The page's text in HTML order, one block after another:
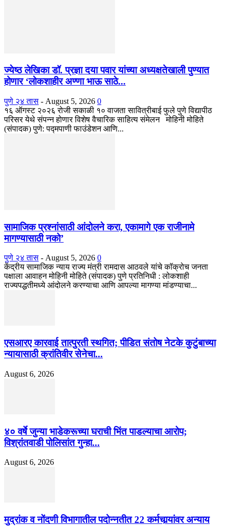
ज्येष्ठ लेखिका डॉ. प्रज्ञा दया पवार यांच्या अध्यक्षतेखाली पुण्यात
होणार ‘लोकशाहीर अण्णा भाऊ साठे...
पुणे २४ तास - August 5, 2026 0
१६ ऑगस्ट २०२६ रोजी सकाळी १० वाजता सावित्रीबाई फुले पुणे विद्यापीठ
परिसर येथे संपन्न होणार विशेष वैचारिक साहित्य संमेलन मोहिनी मोहिते
(संपादक) पुणे: पद्मपाणी फाउंडेशन आणि...
सामाजिक प्रश्नांसाठी आंदोलने करा, एकामागे एक राजीनामे
मागण्यासाठी नको’
पुणे २४ तास - August 5, 2026 0
केंद्रीय सामाजिक न्याय राज्य मंत्री रामदास आठवले यांचे कॉक्रोच जनता
पक्षाला आवाहन मोहिनी मोहिते (संपादक) पुणे प्रतिनिधी : लोकशाही
राज्यपद्धतीमध्ये आंदोलने करण्याचा आणि आपल्या मागण्या मांडण्याचा...
एसआरए कारवाई तात्पुरती स्थगित; पीडित संतोष नेटके कुटुंबाच्या
न्यायासाठी क्रांतिवीर सेनेचा...
August 6, 2026
४० वर्षे जुन्या भाडेकरूच्या घराची भिंत पाडल्याचा आरोप;
विश्रांतवाडी पोलिसांत गुन्हा...
August 6, 2026
मुद्रांक व नोंदणी विभागातील पदोन्नतीत 22 कर्मचार्‍यांवर अन्याय